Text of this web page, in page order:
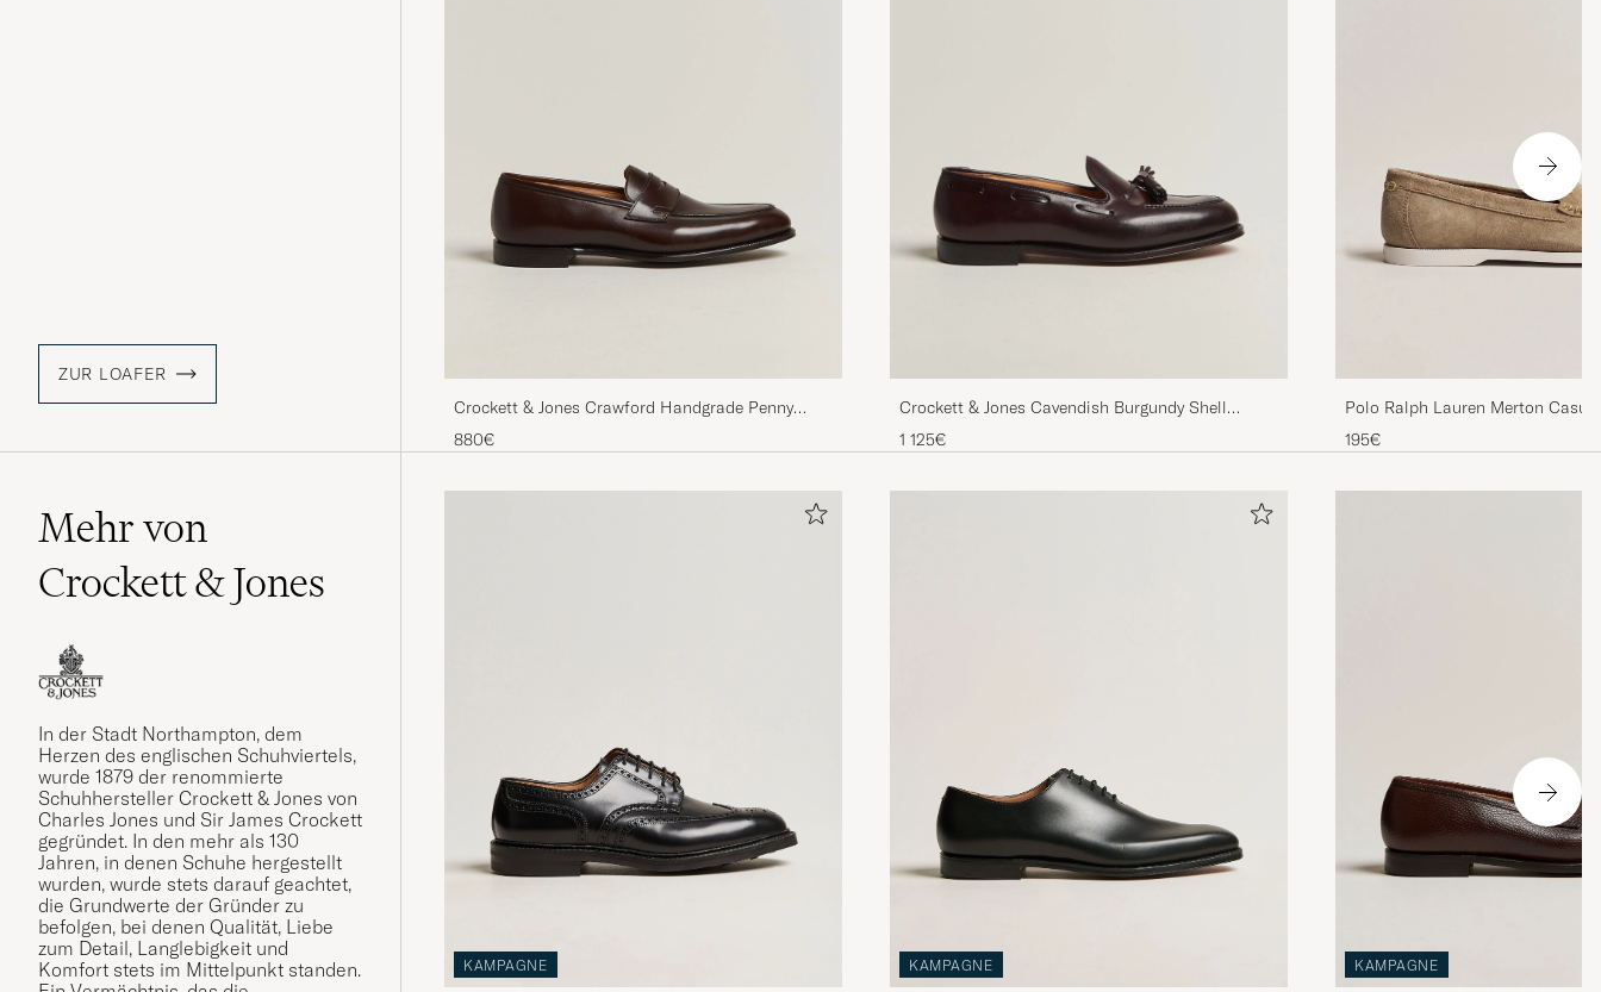
ZUR LOAFER
Crockett & Jones Crawford Handgrade Penny
Loafer Dk Brown Antique Calf
880€
Crockett & Jones Cavendish Burgundy Shell
Cordovan
1 125€
Polo Ralph Lauren Merton
Dirty Buck
195€
Mehr von
Crockett & Jones
In der Stadt Northampton, dem
Herzen des englischen Schuhviertels,
wurde 1879 der renommierte
Schuhhersteller Crockett & Jones von
Charles Jones und Sir James Crockett
gegründet. In den mehr als 130
Jahren, in denen Schuhe hergestellt
wurden, wurde stets darauf geachtet,
die Grundwerte der Gründer zu
befolgen, bei denen Qualität, Liebe
zum Detail, Langlebigkeit und
Komfort stets im Mittelpunkt standen.
KAMPAGNE KAMPAGNE KAMPAGNE